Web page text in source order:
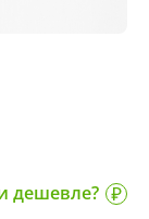
дешевле?